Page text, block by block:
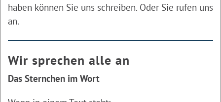
haben können Sie uns schreiben. Oder Sie rufen uns
an.
Wir sprechen alle an
Das Sternchen im Wort